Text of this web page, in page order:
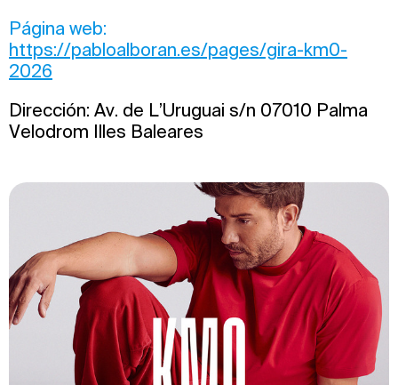
Página web:
https://pabloalboran.es/pages/gira-km0-
2026
Dirección: Av. de L’Uruguai s/n 07010 Palma
Velodrom Illes Baleares